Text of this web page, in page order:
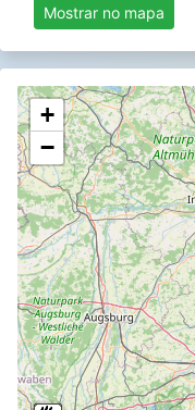
Mostrar no mapa
+
−